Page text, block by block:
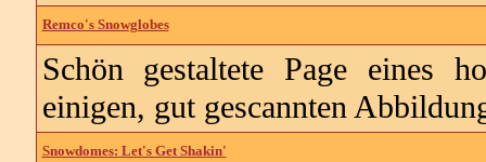
Remco's Snowglobes
Schön gestaltete Page eines
einigen, gut gescannten
Snowdomes: Let's Get Shakin'